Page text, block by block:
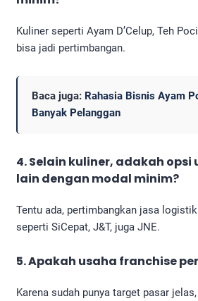
Kuliner seperti Ayam D’Celup, Teh
bisa jadi pertimbangan.
Baca juga: Rahasia Bisnis Ayam
Banyak Pelanggan
4. Selain kuliner, adakah
lain dengan modal minim?
Tentu ada, pertimbangkan jasa
seperti SiCepat, J&T, juga JNE.
5. Apakah usaha franchise
Karena sudah punya target pasar